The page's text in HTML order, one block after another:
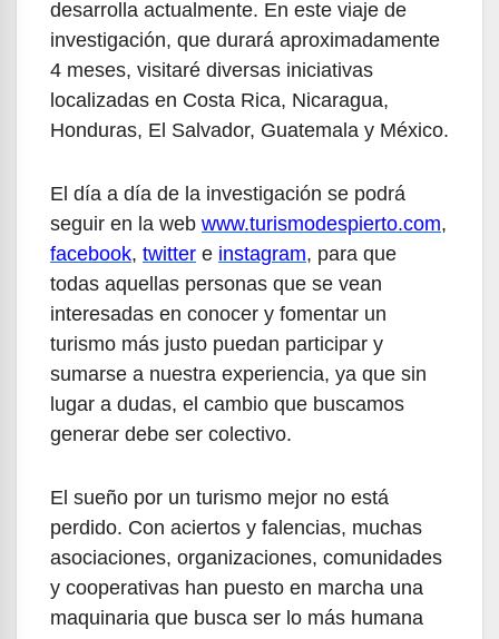
desarrolla actualmente. En este viaje de
investigación, que durará aproximadamente
4 meses, visitaré diversas iniciativas
localizadas en Costa Rica, Nicaragua,
Honduras, El Salvador, Guatemala y México.
El día a día de la investigación se podrá
seguir en la web www.turismodespierto.com,
facebook, twitter e instagram, para que
todas aquellas personas que se vean
interesadas en conocer y fomentar un
turismo más justo puedan participar y
sumarse a nuestra experiencia, ya que sin
lugar a dudas, el cambio que buscamos
generar debe ser colectivo.
El sueño por un turismo mejor no está
perdido. Con aciertos y falencias, muchas
asociaciones, organizaciones, comunidades
y cooperativas han puesto en marcha una
maquinaria que busca ser lo más humana